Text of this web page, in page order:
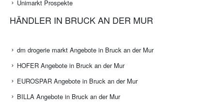
Unimarkt Prospekte
HÄNDLER IN BRUCK AN DER MUR
dm drogerie markt Angebote in Bruck an der Mur
HOFER Angebote in Bruck an der Mur
EUROSPAR Angebote in Bruck an der Mur
BILLA Angebote in Bruck an der Mur